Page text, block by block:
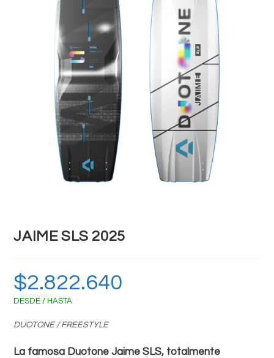
JAIME SLS 2025
$2.822.640
DESDE / HASTA
DUOTONE / FREESTYLE
La famosa Duotone Jaime SLS, totalmente